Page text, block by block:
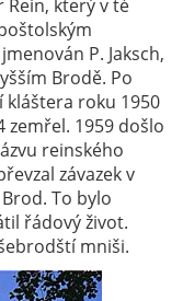
který v té
P. Jaksch,
Brodě. Po
roku 1950
zemřel. 1959 došlo
reinského
závazek v
To bylo
řádový život.
mniši.